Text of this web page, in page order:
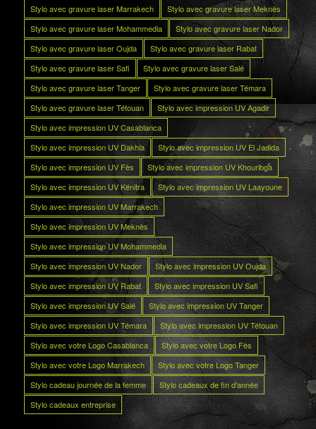
Stylo avec gravure laser Marrakech
Stylo avec gravure laser Meknès
Stylo avec gravure laser Mohammedia
Stylo avec gravure laser Nador
Stylo avec gravure laser Oujda
Stylo avec gravure laser Rabat
Stylo avec gravure laser Safi
Stylo avec gravure laser Salé
Stylo avec gravure laser Tanger
Stylo avec gravure laser Témara
Stylo avec gravure laser Tétouan
Stylo avec impression UV Agadir
Stylo avec impression UV Casablanca
Stylo avec impression UV Dakhla
Stylo avec impression UV El Jadida
Stylo avec impression UV Fès
Stylo avec impression UV Khouribga
Stylo avec impression UV Kénitra
Stylo avec impression UV Laayoune
Stylo avec impression UV Marrakech
Stylo avec impression UV Meknès
Stylo avec impression UV Mohammedia
Stylo avec impression UV Nador
Stylo avec impression UV Oujda
Stylo avec impression UV Rabat
Stylo avec impression UV Safi
Stylo avec impression UV Salé
Stylo avec impression UV Tanger
Stylo avec impression UV Témara
Stylo avec impression UV Tétouan
Stylo avec votre Logo Casablanca
Stylo avec votre Logo Fès
Stylo avec votre Logo Marrakech
Stylo avec votre Logo Tanger
Stylo cadeau journée de la femme
Stylo cadeaux de fin d’année
Stylo cadeaux entreprise